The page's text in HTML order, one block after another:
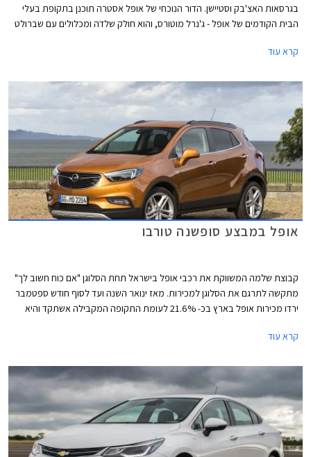
בגרסאות האצ'בק וסטיישן. הדור הנוכחי של אופל אסטרה תוכנן בתקופת בעלי
הבית הקודמים של אופל - ג'נרל מוטורס, והוא חולק שלדה ומכלולים עם שברולט
קרא עוד
אופל במבצע סופשנה טורבו
קבוצת שלמה המשווקת את רכבי אופל בישראל תחת הסלוגן "אם כוח חשוב לך"
מתקשה לתרגם את הסלוגן למכירות. מאז ינואר השנה ועד לסוף חודש ספטמבר
ירדו מכירות אופל בארץ בכ- 21.6% לעומת התקופה המקבילה אשתקד והיא
מסירות רכבים בלבד מתחילת השנה.
קרא עוד